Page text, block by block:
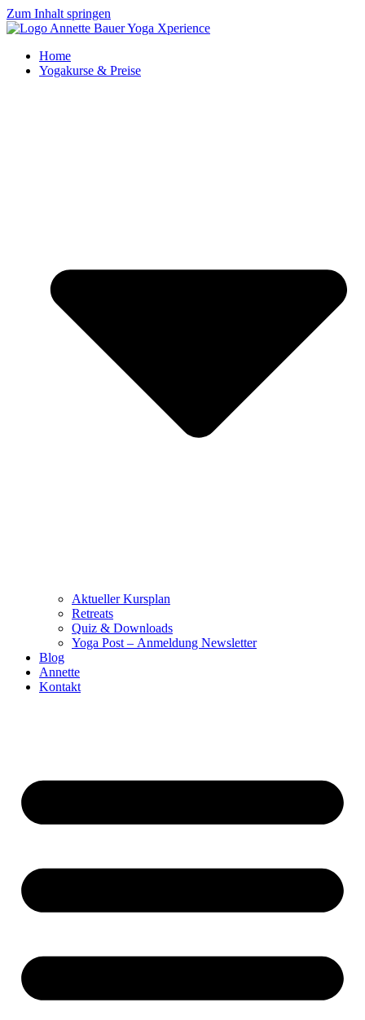
Zum Inhalt springen
Home
Yogakurse & Preise
Aktueller Kursplan
Retreats
Quiz & Downloads
Yoga Post – Anmeldung Newsletter
Blog
Annette
Kontakt